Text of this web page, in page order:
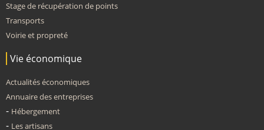
Stage de récupération de points
Transports
Voirie et propreté
Vie économique
Actualités économiques
Annuaire des entreprises
Hébergement
Les artisans